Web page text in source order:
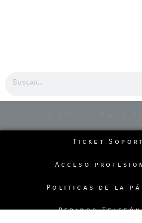
Ticket
Acceso
Politicas de la
Pedidos